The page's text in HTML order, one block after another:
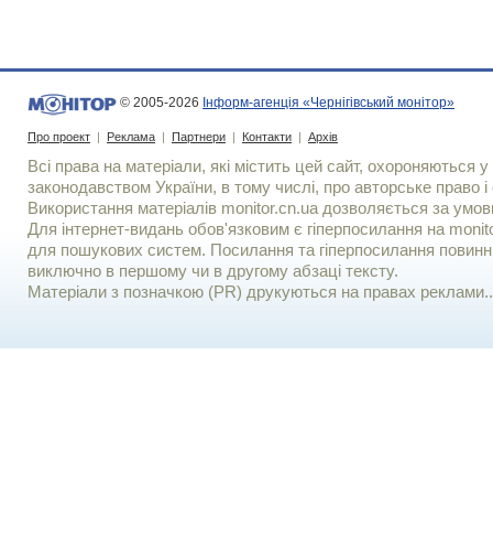
© 2005-2026 Інформ-агенція «Чернігівський монітор»
Про проект | Реклама | Партнери | Контакти | Архів
Всі права на матеріали, які містить цей сайт, охороняються у
законодавством України, в тому числі, про авторське право і
Використання матерiалiв monitor.cn.ua дозволяється за
Для iнтернет-видань обов'язковим є гiперпосилання на
для пошукових систем. Посилання та гіперпосилання
виключно в першому чи в другому абзаці тексту.
Матеріали з позначкою (PR) друкуються на правах реклами..